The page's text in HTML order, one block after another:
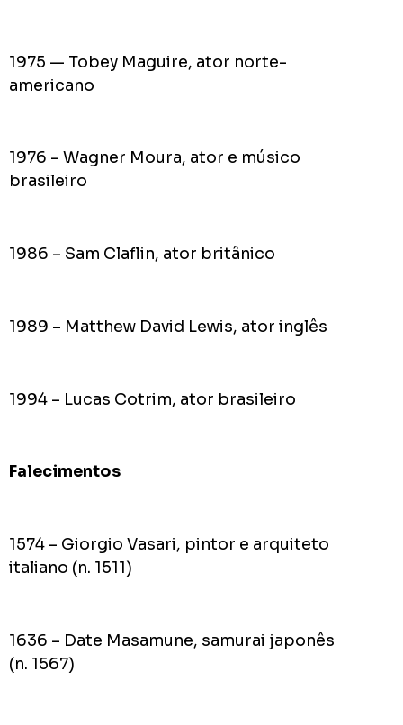
1975 — Tobey Maguire, ator norte-
americano
1976 – Wagner Moura, ator e músico
brasileiro
1986 – Sam Claflin, ator britânico
1989 – Matthew David Lewis, ator inglês
1994 – Lucas Cotrim, ator brasileiro
Falecimentos
1574 – Giorgio Vasari, pintor e arquiteto
italiano (n. 1511)
1636 – Date Masamune, samurai japonês
(n. 1567)